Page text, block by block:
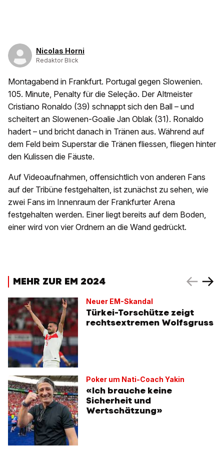
Nicolas Horni
Redaktor Blick
Montagabend in Frankfurt. Portugal gegen Slowenien.
105. Minute, Penalty für die Seleção. Der Altmeister
Cristiano Ronaldo (39) schnappt sich den Ball – und
scheitert an Slowenen-Goalie Jan Oblak (31). Ronaldo
hadert – und bricht danach in Tränen aus. Während auf
dem Feld beim Superstar die Tränen fliessen, fliegen hinter
den Kulissen die Fäuste.
Auf Videoaufnahmen, offensichtlich von anderen Fans
auf der Tribüne festgehalten, ist zunächst zu sehen, wie
zwei Fans im Innenraum der Frankfurter Arena
festgehalten werden. Einer liegt bereits auf dem Boden,
einer wird von vier Ordnern an die Wand gedrückt.
MEHR ZUR EM 2024
Neuer EM-Skandal
Türkei-Torschütze zeigt
rechtsextremen Wolfsgruss
Poker um Nati-Coach Yakin
«Ich brauche keine
Sicherheit und
Wertschätzung»